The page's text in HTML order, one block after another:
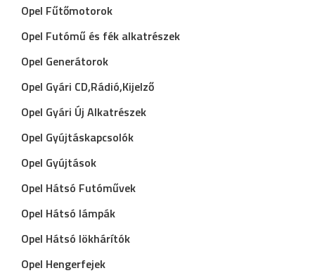
Opel Fűtőmotorok
Opel Futómű és fék alkatrészek
Opel Generátorok
Opel Gyári CD,Rádió,Kijelző
Opel Gyári Új Alkatrészek
Opel Gyújtáskapcsolók
Opel Gyújtások
Opel Hátsó Futóművek
Opel Hátsó lámpák
Opel Hátsó lökhárítók
Opel Hengerfejek